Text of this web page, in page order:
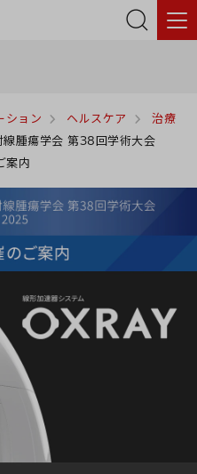
ション ヘルスケア
治療
線腫瘍学会 第38回学術大会
案内